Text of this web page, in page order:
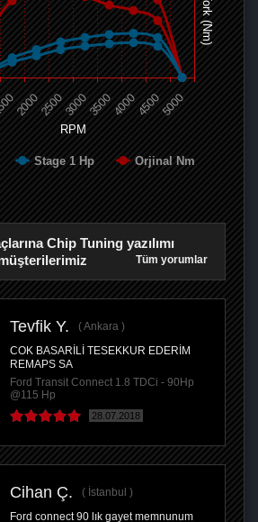
RPM
Tork (Nm)
Stage 1 Hp
Orjinal Nm
2000250030003500400045005000
Chip Tuning yazılımı
Tüm yorumlar
Tevfik Y.
Ankara
COK BASARİLİ TESEKKUR EDERİM
REMAPS SA
Ford Transit Connect 1.8 TDCi - 90Hp
@115 Hp
28.07.2018
Cihan Ç.
İstanbul
Ford connect 90 lık gayet memnunum